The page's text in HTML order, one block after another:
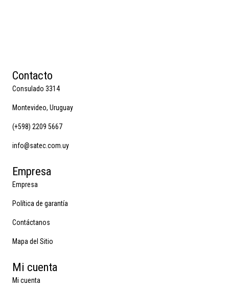
Contacto
Consulado 3314
Montevideo, Uruguay
(+598) 2209 5667
info@satec.com.uy
Empresa
Empresa
Política de garantía
Contáctanos
Mapa del Sitio
Mi cuenta
Mi cuenta